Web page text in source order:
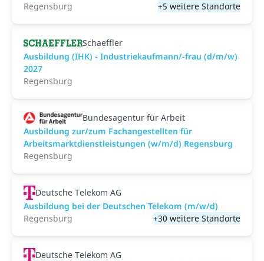
Regensburg
+5 weitere Standorte
Schaeffler
Ausbildung (IHK) - Industriekaufmann/-frau (d/m/w)
2027
Regensburg
Bundesagentur für Arbeit
Ausbildung zur/zum Fachangestellten für
Arbeitsmarktdienstleistungen (w/m/d) Regensburg
Regensburg
Deutsche Telekom AG
Ausbildung bei der Deutschen Telekom (m/w/d)
Regensburg
+30 weitere Standorte
Deutsche Telekom AG